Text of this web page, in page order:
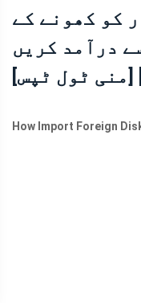
کو کھونے کے
درآمد کریں
How Import Foreign